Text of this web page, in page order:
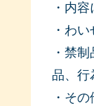
・内
・わ
・禁
品、行
・そ